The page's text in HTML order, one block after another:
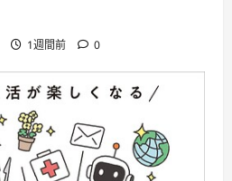
1週間前 0